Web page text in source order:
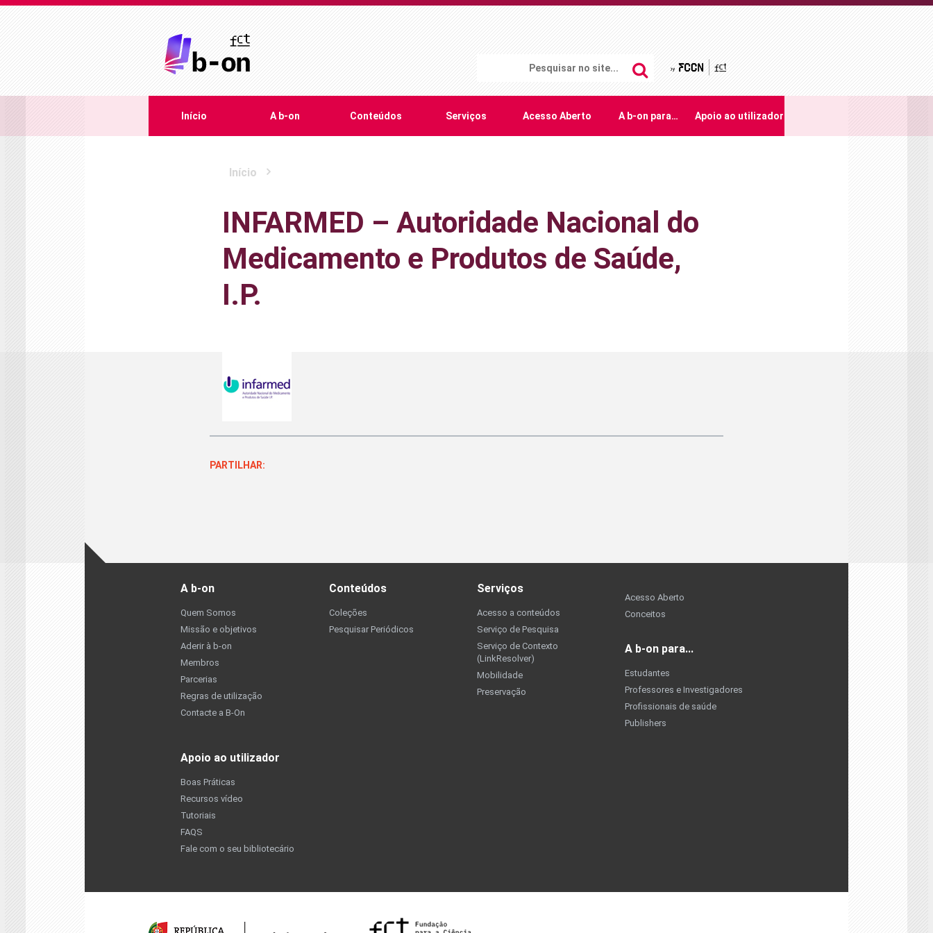
by FCCN
Início A b-on Conteúdos Serviços Acesso Aberto A b-on para… Apoio ao utilizador
Início
INFARMED – Autoridade Nacional do
Medicamento e Produtos de Saúde,
I.P.
PARTILHAR:
A b-on
Quem Somos
Missão e objetivos
Aderir à b-on
Membros
Parcerias
Regras de utilização
Contacte a B-On
Conteúdos
Coleções
Pesquisar Periódicos
Serviços
Acesso a conteúdos
Serviço de Pesquisa
Serviço de Contexto
(LinkResolver)
Mobilidade
Preservação
Acesso Aberto
Conceitos
A b-on para...
Estudantes
Professores e Investigadores
Profissionais de saúde
Publishers
Apoio ao utilizador
Boas Práticas
Recursos vídeo
Tutoriais
FAQS
Fale com o seu bibliotecário